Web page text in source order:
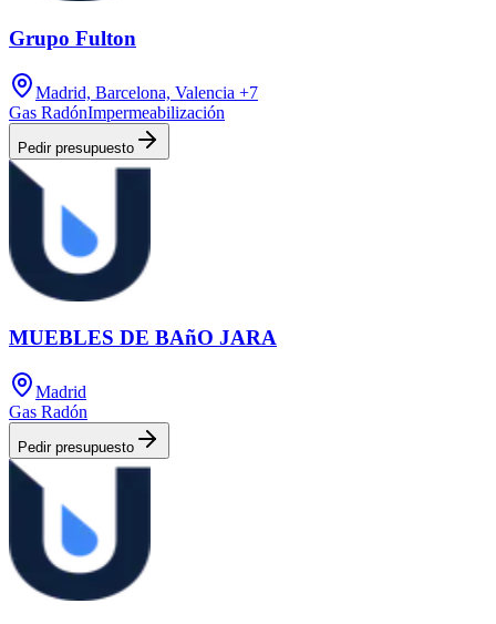
Grupo Fulton
Madrid, Barcelona, Valencia +7
Gas RadónImpermeabilización
Pedir presupuesto
MUEBLES DE BAñO JARA
Madrid
Gas Radón
Pedir presupuesto